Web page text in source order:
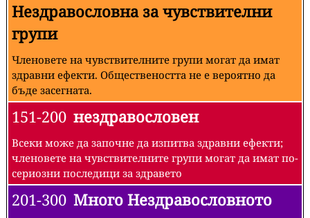
Нездравословна за чувствителни
групи
Членовете на чувствителните групи могат да имат
здравни ефекти. Обществеността не е вероятно да
бъде засегната.
151-200 нездравословен
Всеки може да започне да изпитва здравни ефекти;
членовете на чувствителните групи могат да имат по-
сериозни последици за здравето
201-300 Много Нездравословното